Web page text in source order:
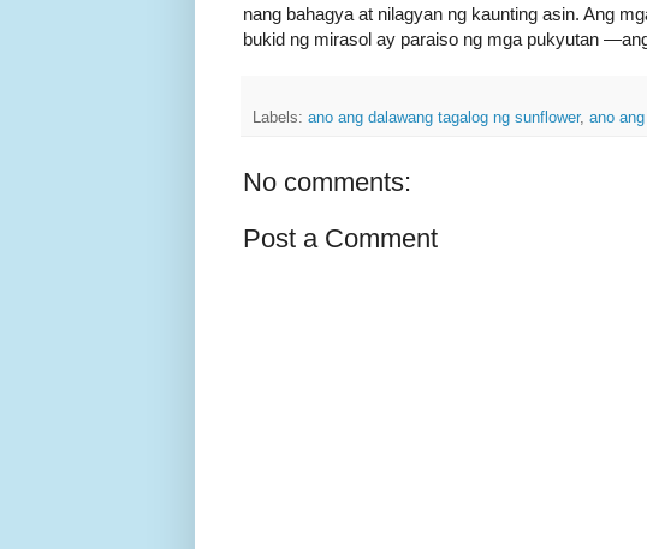
nang bahagya at nilagyan ng kaunting asin. Ang
bukid ng mirasol ay paraiso ng mga pukyutan
Labels: ano ang dalawang tagalog ng sunflower, ano
No comments:
Post a Comment